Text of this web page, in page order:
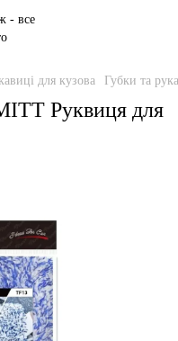
для кузова Губки та
Руквиця для